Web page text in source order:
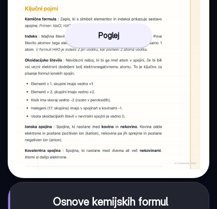
Poglej
Osnove kemijskih formul